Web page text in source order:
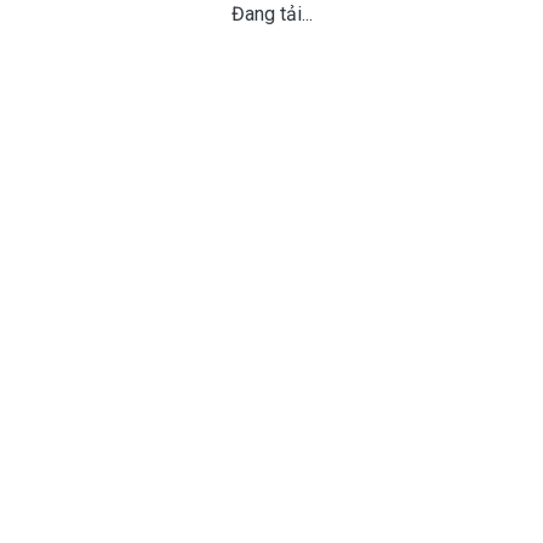
Đang tải...